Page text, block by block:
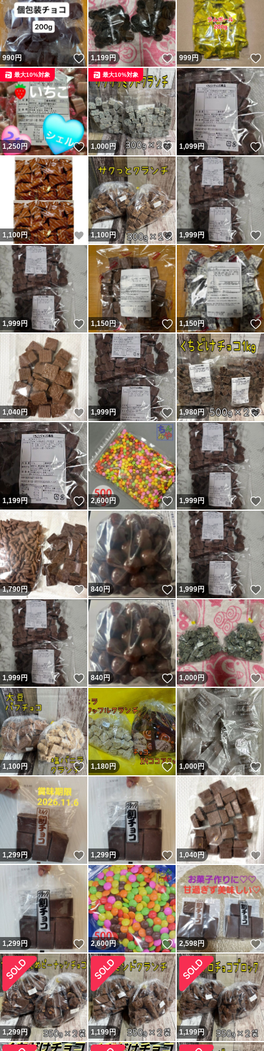
990円 いいね！
1,199円 いいね！
999円
1,250円 いいね！
最大10%対象
1,000円 いいね！
最大10%対象
1,099円
1,100円 いいね！
1,100円 いいね！
1,999円
1,999円 いいね！
1,150円 いいね！
1,150円
1,040円 いいね！
1,999円 いいね！
1,980円
1,199円 いいね！
2,600円 いいね！
1,999円
1,790円 いいね！
840円 いいね！
1,999円
1,999円 いいね！
840円 いいね！
1,000円
1,100円 いいね！
1,180円 いいね！
1,000円
1,299円 いいね！
1,299円 いいね！
1,040円
1,299円 いいね！
2,600円 いいね！
2,598円
1,299円 1,199円 1,199円